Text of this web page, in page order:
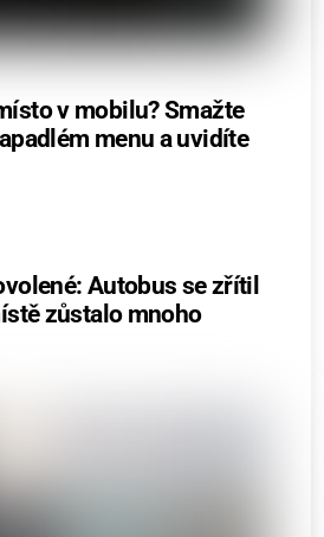
v mobilu? Smažte
menu a uvidíte
Autobus se zřítil
zůstalo mnoho